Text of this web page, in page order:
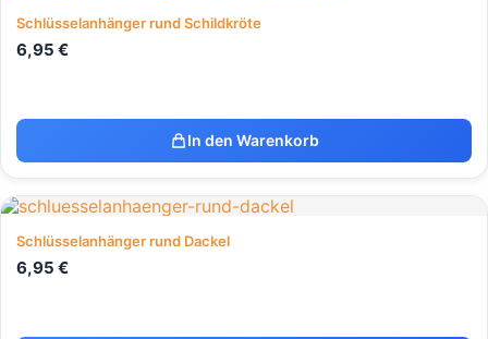
Schlüsselanhänger rund Schildkröte
6,95 €
In den Warenkorb
Schlüsselanhänger rund Dackel
6,95 €